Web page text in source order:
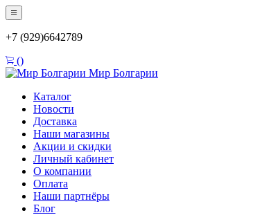
+7 (929)6642789
()
Мир Болгарии
Каталог
Новости
Доставка
Наши магазины
Акции и скидки
Личный кабинет
О компании
Оплата
Наши партнёры
Блог